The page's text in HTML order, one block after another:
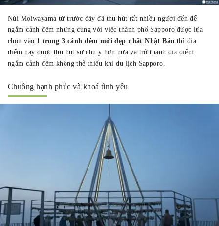
Núi Moiwayama từ trước đây đã thu hút rất nhiều người đến để
ngắm cảnh đêm nhưng cùng với việc thành phố Sapporo được lựa
chọn vào 1 trong 3 cảnh đêm mới đẹp nhất Nhật Bản thì địa
điểm này được thu hút sự chú ý hơn nữa và trở thành địa điểm
ngắm cảnh đêm không thể thiếu khi du lịch Sapporo.
Chuông hạnh phúc và khoá tình yêu